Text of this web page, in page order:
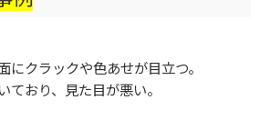
にクラックや色あせが目立つ。
ており、見た目が悪い。